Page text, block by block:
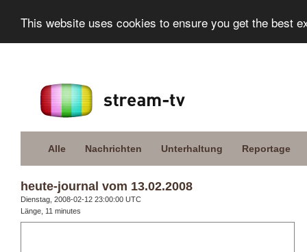
This website uses cookies to ensure you get the best
Alle Nachrichten Unterhaltung Reportage
heute-journal vom 13.02.2008
Dienstag, 2008-02-12 23:00:00 UTC
Länge, 11 minutes